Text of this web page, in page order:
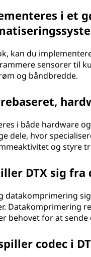
i et
kan du
sensorer til
og båndbredde.
i både hardware
dele, hvor
og styre
DTX sig
datakomprimering
Datakomprimering
behovet for at sende
codec i